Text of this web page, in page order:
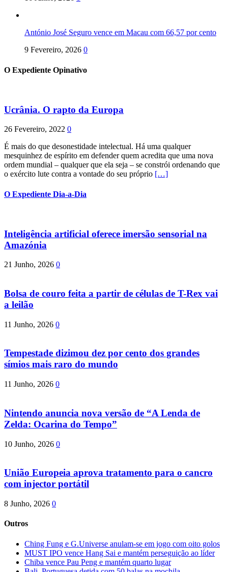
António José Seguro vence em Macau com 66,57 por cento
9 Fevereiro, 2026 0
O Expediente Opinativo
Ucrânia. O rapto da Europa
26 Fevereiro, 2022 0
É mais do que desonestidade intelectual. Há uma qualquer
mesquinhez de espírito em defender quem acredita que uma nova
ordem mundial – qualquer que ela seja – se constrói ordenando que
o exército lute contra a vontade do seu próprio […]
O Expediente Dia-a-Dia
Inteligência artificial oferece imersão sensorial na
Amazónia
21 Junho, 2026 0
Bolsa de couro feita a partir de células de T-Rex vai
a leilão
11 Junho, 2026 0
Tempestade dizimou dez por cento dos grandes
símios mais raro do mundo
11 Junho, 2026 0
Nintendo anuncia nova versão de “A Lenda de
Zelda: Ocarina do Tempo”
10 Junho, 2026 0
União Europeia aprova tratamento para o cancro
com injector portátil
8 Junho, 2026 0
Outros
Ching Fung e G.Universe anulam-se em jogo com oito golos
MUST IPO vence Hang Sai e mantém perseguição ao líder
Chiba vence Pau Peng e mantém quarto lugar